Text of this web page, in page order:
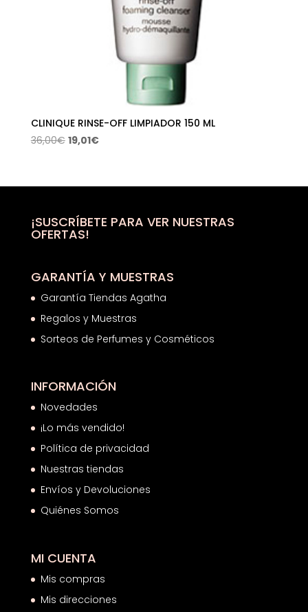
CLINIQUE RINSE-OFF LIMPIADOR 150 ML
36,00€ El
era:
19,01€El
es:
¡SUSCRÍBETE PARA VER NUESTRAS
OFERTAS!
GARANTÍA Y MUESTRAS
Garantía Tiendas Agatha
Regalos y Muestras
Sorteos de Perfumes y Cosméticos
INFORMACIÓN
Novedades
¡Lo más vendido!
Política de privacidad
Nuestras tiendas
Envíos y Devoluciones
Quiénes Somos
MI CUENTA
Mis compras
Mis direcciones